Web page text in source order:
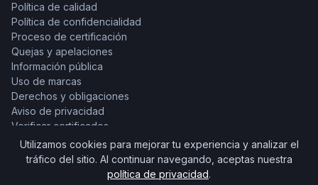
Política de calidad
Política de confidencialidad
Proceso de certificación
Quejas y apelaciones
Información pública
Uso de marcas
Derechos y obligaciones
Aviso de privacidad
Verificar certificados
Utilizamos cookies para mejorar tu experiencia y analizar el
tráfico del sitio. Al continuar navegando, aceptas nuestra
política de privacidad.